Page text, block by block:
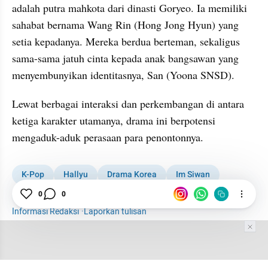
adalah putra mahkota dari dinasti Goryeo. Ia memiliki
sahabat bernama Wang Rin (Hong Jong Hyun) yang
setia kepadanya. Mereka berdua berteman, sekaligus
sama-sama jatuh cinta kepada anak bangsawan yang
menyembunyikan identitasnya, San (Yoona SNSD).
Lewat berbagai interaksi dan perkembangan di antara
ketiga karakter utamanya, drama ini berpotensi
mengaduk-aduk perasaan para penontonnya.
K-Pop Hallyu Drama Korea
Im Siwan
Listicle Drama Korea
Informasi Redaksi·Laporkan tulisan
0 0